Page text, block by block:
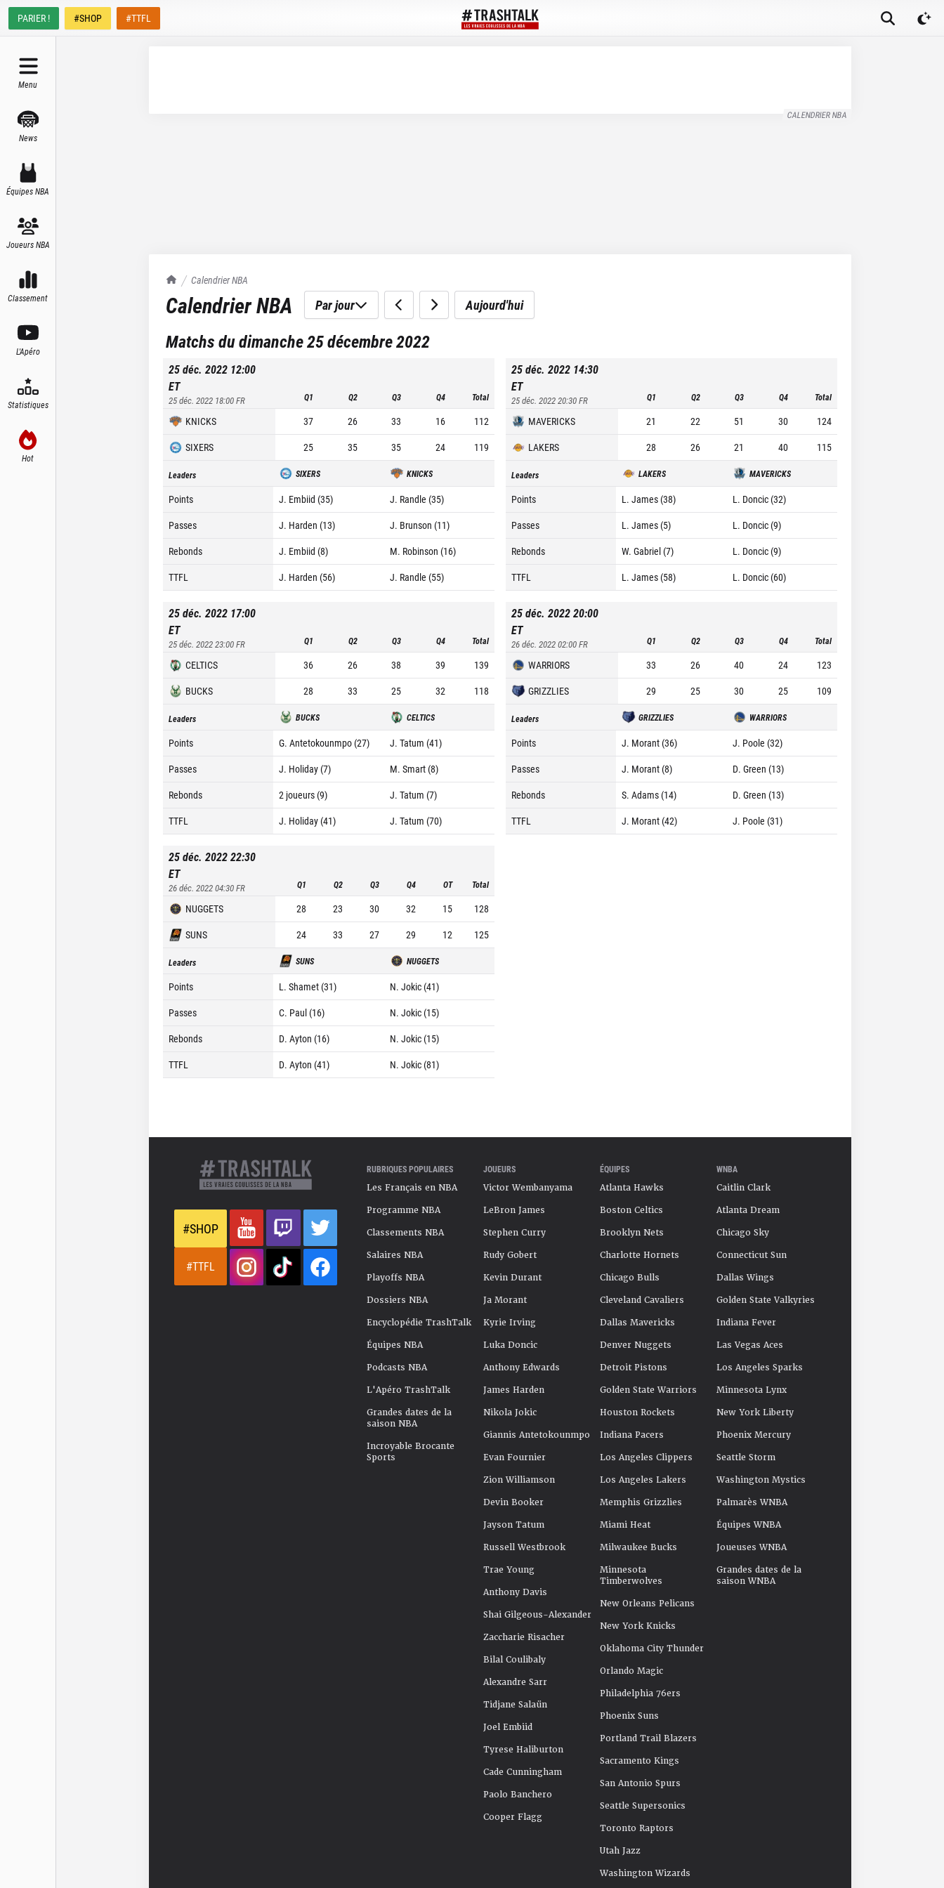
PARIER ! #SHOP #TTFL
Menu
News
Équipes NBA
Joueurs NBA
Classement
L'Apéro
Statistiques
Hot
CALENDRIER NBA
TrashTalk Actu NBA
Calendrier NBA
Calendrier NBA Par jour Aujourd'hui
Matchs du dimanche 25 décembre 2022
25 déc. 2022 12:00
ET
25 déc. 2022 18:00FR Q1 Q2 Q3 Q4 Total
KNICKS 37 26 33 16
112
SIXERS
25 35 35 24 119
Leaders SIXERS KNICKS
Points J. Embiid (35)
J. Randle (35)
Passes
J. Harden (13)
J. Brunson (11)
Rebonds
J. Embiid (8)
M. Robinson (16)
TTFL
J. Harden (56) J. Randle (55)
25 déc. 2022 14:30
ET
25 déc. 2022 20:30FR Q1 Q2 Q3 Q4 Total
MAVERICKS 21 22 51 30
124
LAKERS
28 26 21 40 115
Leaders LAKERS MAVERICKS
Points L. James (38)
L. Doncic (32)
Passes
L. James (5)
L. Doncic (9)
Rebonds
W. Gabriel (7)
L. Doncic (9)
TTFL
L. James (58) L. Doncic (60)
25 déc. 2022 17:00
ET
25 déc. 2022 23:00FR Q1 Q2 Q3 Q4 Total
CELTICS 36 26 38 39
139
BUCKS
28 33 25 32 118
Leaders BUCKS CELTICS
Points G. Antetokounmpo (27)
J. Tatum (41)
Passes
J. Holiday (7)
M. Smart (8)
Rebonds
2 joueurs (9)
J. Tatum (7)
TTFL
J. Holiday (41) J. Tatum (70)
25 déc. 2022 20:00
ET
26 déc. 2022 02:00FR Q1 Q2 Q3 Q4 Total
WARRIORS 33 26 40 24
123
GRIZZLIES
29 25 30 25 109
Leaders GRIZZLIES WARRIORS
Points J. Morant (36)
J. Poole (32)
Passes
J. Morant (8)
D. Green (13)
Rebonds
S. Adams (14)
D. Green (13)
TTFL
J. Morant (42) J. Poole (31)
25 déc. 2022 22:30
ET
26 déc. 2022 04:30FR Q1 Q2 Q3 Q4 OT Total
NUGGETS 28 23 30 32 15
128
SUNS
24 33 27 29 12 125
Leaders SUNS NUGGETS
Points L. Shamet (31)
N. Jokic (41)
Passes
C. Paul (16)
N. Jokic (15)
Rebonds
D. Ayton (16)
N. Jokic (15)
TTFL
D. Ayton (41) N. Jokic (81)
#SHOP
#TTFL
RUBRIQUES POPULAIRES
Les Français en NBA
Programme NBA
Classements NBA
Salaires NBA
Playoffs NBA
Dossiers NBA
Encyclopédie TrashTalk
Équipes NBA
Podcasts NBA
L'Apéro TrashTalk
Grandes dates de la
saison NBA
Incroyable Brocante
Sports
JOUEURS
Victor Wembanyama
LeBron James
Stephen Curry
Rudy Gobert
Kevin Durant
Ja Morant
Kyrie Irving
Luka Doncic
Anthony Edwards
James Harden
Nikola Jokic
Giannis Antetokounmpo
Evan Fournier
Zion Williamson
Devin Booker
Jayson Tatum
Russell Westbrook
Trae Young
Anthony Davis
Shai Gilgeous-Alexander
Zaccharie Risacher
Bilal Coulibaly
Alexandre Sarr
Tidjane Salaün
Joel Embiid
Tyrese Haliburton
Cade Cunningham
Paolo Banchero
Cooper Flagg
ÉQUIPES
Atlanta Hawks
Boston Celtics
Brooklyn Nets
Charlotte Hornets
Chicago Bulls
Cleveland Cavaliers
Dallas Mavericks
Denver Nuggets
Detroit Pistons
Golden State Warriors
Houston Rockets
Indiana Pacers
Los Angeles Clippers
Los Angeles Lakers
Memphis Grizzlies
Miami Heat
Milwaukee Bucks
Minnesota
Timberwolves
New Orleans Pelicans
New York Knicks
Oklahoma City Thunder
Orlando Magic
Philadelphia 76ers
Phoenix Suns
Portland Trail Blazers
Sacramento Kings
San Antonio Spurs
Seattle Supersonics
Toronto Raptors
Utah Jazz
Washington Wizards
WNBA
Caitlin Clark
Atlanta Dream
Chicago Sky
Connecticut Sun
Dallas Wings
Golden State Valkyries
Indiana Fever
Las Vegas Aces
Los Angeles Sparks
Minnesota Lynx
New York Liberty
Phoenix Mercury
Seattle Storm
Washington Mystics
Palmarès WNBA
Équipes WNBA
Joueuses WNBA
Grandes dates de la
saison WNBA